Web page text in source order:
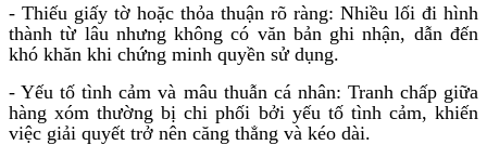
- Thiếu giấy tờ hoặc thỏa thuận rõ ràng: Nhiều lối đi hình
thành từ lâu nhưng không có văn bản ghi nhận, dẫn đến
khó khăn khi chứng minh quyền sử dụng.
- Yếu tố tình cảm và mâu thuẫn cá nhân: Tranh chấp giữa
hàng xóm thường bị chi phối bởi yếu tố tình cảm, khiến
việc giải quyết trở nên căng thẳng và kéo dài.